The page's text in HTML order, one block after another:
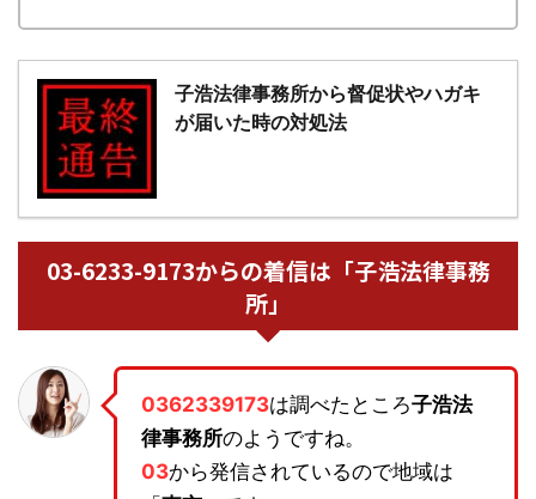
子浩法律事務所から督促状やハガキ
が届いた時の対処法
03-6233-9173からの着信は「子浩法律事務
所」
0362339173は調べたところ子浩法
律事務所のようですね。
03から発信されているので地域は